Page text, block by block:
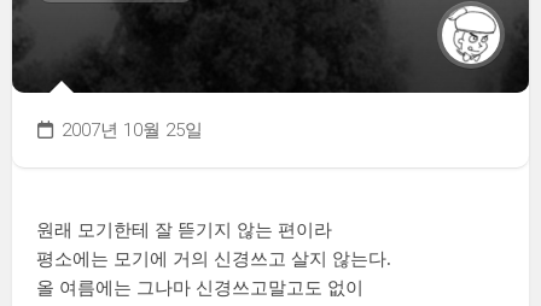
2007년 10월 25일
원래 모기한테 잘 뜯기지 않는 편이라
평소에는 모기에 거의 신경쓰고 살지 않는다.
올 여름에는 그나마 신경쓰고말고도 없이